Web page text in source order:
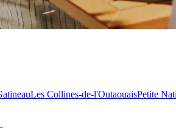
Les Collines-de-l'OutaouaisPetite